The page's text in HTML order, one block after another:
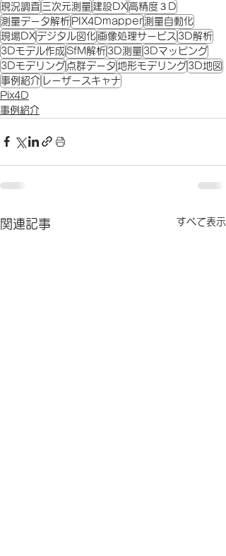
現況調査 三次元測量 建設DX高精度３D
測量データ解析 PIX4Dmapper 測量自動化
現場DXデジタル図化画像処理サービス 3D解析
3Dモデル作成 SfM解析 3D測量 3Dマッピング
3Dモデリング 点群データ 地形モデリング 3D地図
事例紹介
レーザースキャナ
Pix4D
事例紹介
関連記事 すべて表示